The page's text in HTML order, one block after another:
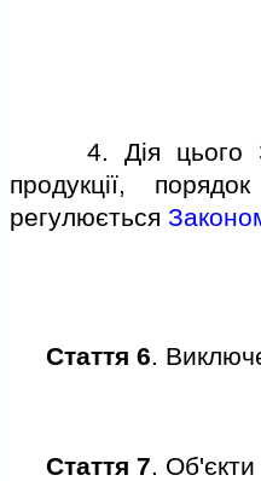
4. Дiя цього
продукцiї,
регулюється
Стаття 6.
Стаття 7.